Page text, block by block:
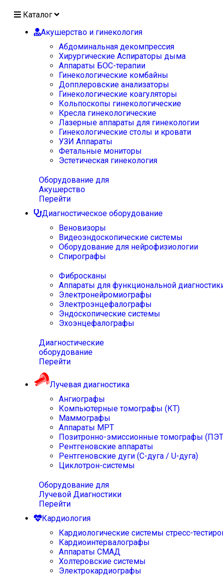
Каталог
Акушерство и гинекология
Абдоминальная декомпрессия
Хирургические Аспираторы дыма
Аппараты БОС-терапии
Гинекологические комбайны
Допплеровские анализаторы
Гинекологические коагуляторы
Кольпоскопы гинекологические
Кресла гинекологические
Лазерные аппараты для гинекологии
Гинекологические столы и кровати
УЗИ Аппараты
Фетальные мониторы
Эстетическая гинекология
Оборудование для
Акушерство
Перейти
Диагностическое оборудование
Веновизоры
Видеоэндоскопические системы
Оборудование для нейрофизиологии
Спирографы
Фибросканы
Аппараты для функциональной
Электронейромиографы
Электроэнцефалографы
Эндоскопические системы
Эхоэнцефалографы
Диагностические
оборудование
Перейти
Лучевая диагностика
Ангиографы
Компьютерные томографы (КТ)
Маммографы
Аппараты МРТ
Позитронно-эмиссионные томографы
Рентгеновские аппараты
Рентгеновские дуги (С-дуга / U-дуга)
Циклотрон-системы
Оборудование для
Лучевой Диагностики
Перейти
Кардиология
Кардиологические системы стресс-
Кардиоинтервалографы
Аппараты СМАД
Холтеровские системы
Электрокардиографы